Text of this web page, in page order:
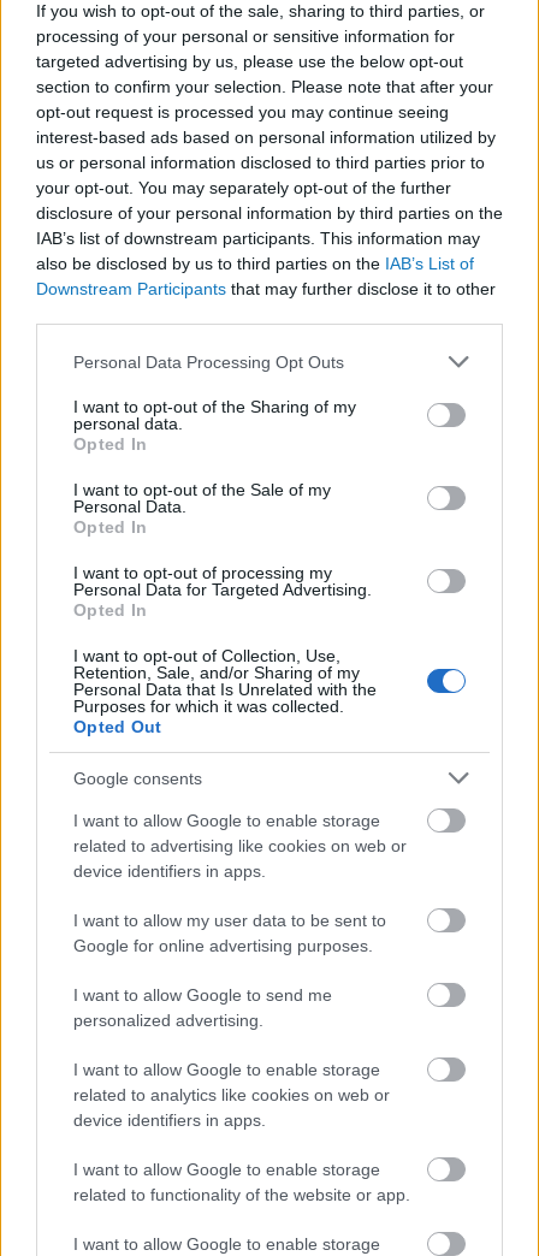
If you wish to opt-out of the sale, sharing to third parties, or
processing of your personal or sensitive information for
targeted advertising by us, please use the below opt-out
section to confirm your selection. Please note that after your
opt-out request is processed you may continue seeing
interest-based ads based on personal information utilized by
us or personal information disclosed to third parties prior to
your opt-out. You may separately opt-out of the further
disclosure of your personal information by third parties on the
IAB’s list of downstream participants. This information may
also be disclosed by us to third parties on the IAB’s List of
Downstream Participants that may further disclose it to other
Please note that this website/app uses one or more Google
not limited to your visit or usage behaviour. You may click to
grant or deny consent to Google and its third-party tags to
use your data for below specified purposes in below Google
consent section.
Personal Data Processing Opt Outs
I want to opt-out of the Sharing of my
personal data.
Opted In
I want to opt-out of the Sale of my
Personal Data.
Opted In
I want to opt-out of processing my
Personal Data for Targeted Advertising.
Opted In
I want to opt-out of Collection, Use,
Retention, Sale, and/or Sharing of my
Personal Data that Is Unrelated with the
Purposes for which it was collected.
Opted Out
Google consents
I want to allow Google to enable storage
related to advertising like cookies on web or
device identifiers in apps.
I want to allow my user data to be sent to
Google for online advertising purposes.
I want to allow Google to send me
personalized advertising.
I want to allow Google to enable storage
related to analytics like cookies on web or
device identifiers in apps.
I want to allow Google to enable storage
related to functionality of the website or app.
I want to allow Google to enable storage
LEGFRISSEBB
A közlekedés mérföldkövei
A világ legveszélyesebb migrációs útvonalai: A
Közép-Mediterrán útvonal, A Darién-régió és az
Indiai-óceáni út
Manaus: a dzsungel szívének városa
Magyarország rejtett gyöngyszemei